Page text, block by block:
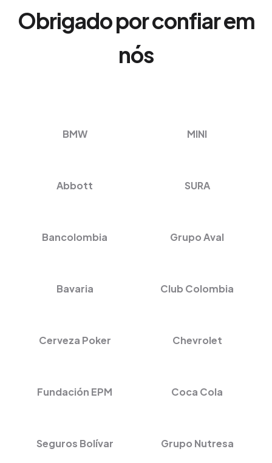
Obrigado por confiar em
nós
BMW MINI
Abbott SURA
Bancolombia Grupo Aval
Bavaria Club Colombia
Cerveza Poker Chevrolet
Fundación EPM Coca Cola
Seguros Bolívar Grupo Nutresa